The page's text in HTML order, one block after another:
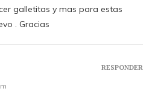
galletitas y mas para estas
. Gracias
RESPONDER